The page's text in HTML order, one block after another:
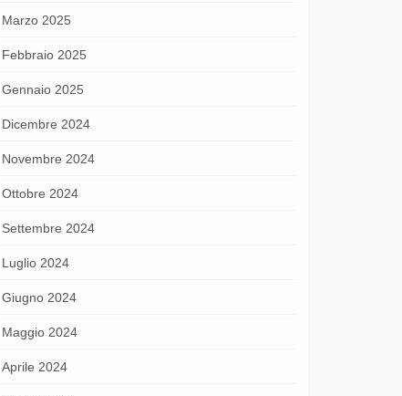
Marzo 2025
Febbraio 2025
Gennaio 2025
Dicembre 2024
Novembre 2024
Ottobre 2024
Settembre 2024
Luglio 2024
Giugno 2024
Maggio 2024
Aprile 2024